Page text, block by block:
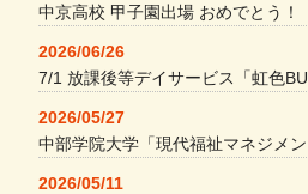
中京高校 甲子園出場 おめでとう！
2026/06/26
7/1 放課後等デイサービス「虹色
2026/05/27
中部学院大学「現代福祉マネジメ
2026/05/11